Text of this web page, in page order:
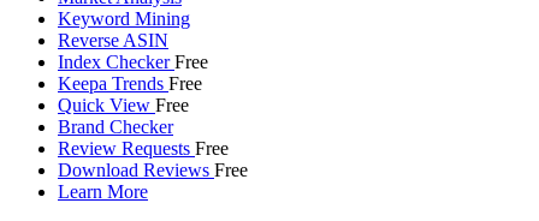
Keyword Mining
Reverse ASIN
Index CheckerFree
Keepa Trends Free
Quick View Free
Brand Checker
Review Requests Free
Download Reviews Free
Learn More